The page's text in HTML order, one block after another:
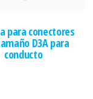
para conectores
D3A para
conducto